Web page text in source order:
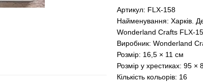
Артикул: FLX-158
Найменування: Харків.
Wonderland Сrafts FLX-
Виробник: Wonderland
Розмір: 16,5 × 11 см
Розмір у хрестиках: 95 ×
Кількість кольорів: 16